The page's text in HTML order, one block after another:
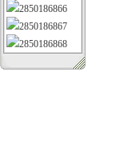
2850186866
2850186867
2850186868